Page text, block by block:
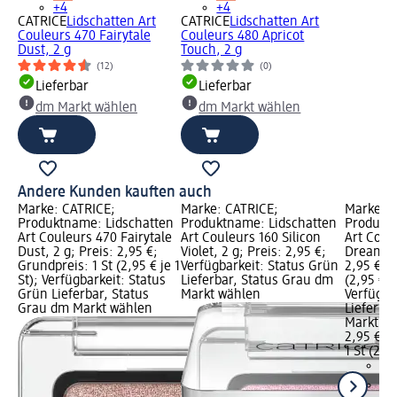
+4
CATRICELidschatten Art
Couleurs 470 Fairytale
Dust, 2 g
(12)
Lieferbar
dm Markt wählen
+4
CATRICELidschatten Art
Couleurs 480 Apricot
Touch, 2 g
(0)
Lieferbar
dm Markt wählen
Andere Kunden kauften auch
Marke: CATRICE;
Produktname: Lidschatten
Art Couleurs 470 Fairytale
Dust, 2 g; Preis: 2,95 €;
Grundpreis: 1 St (2,95 € je 1
St); Verfügbarkeit: Status
Grün Lieferbar, Status
Grau dm Markt wählen
Marke: CATRICE;
Produktname: Lidschatten
Art Couleurs 160 Silicon
Violet, 2 g; Preis: 2,95 €;
Verfügbarkeit: Status Grün
Lieferbar, Status Grau dm
Markt wählen
Marke:
Art
2,95 €;
(2,95 €
Markt
2,95 €
1 St